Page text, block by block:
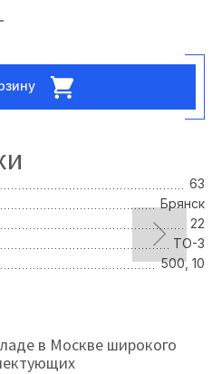
63
Брянск
22
TO-3
500, 10
в Москве широкого